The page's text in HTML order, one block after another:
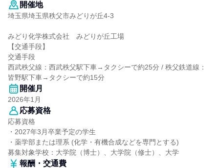
開催地
埼玉県埼玉県秩父市みどりが丘4-3
みどり化学株式会社 みどりが丘工場
【交通手段】
交通手段
西武秩父線：西武秩父駅下車→タクシーで約25分 / 秩父鉄道線：
皆野駅下車→タクシーで約15分
開催月
2026年1月
応募資格
応募資格
・2027年3月卒業予定の学生
・薬学部または理系 (化学・有機合成などを専門とする)
募集対象学校：大学院（博士）、大学院（修士）、大学
報酬・交通費